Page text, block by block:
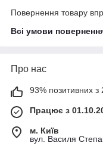
Повернення товару
Всі умови
Про нас
93% позитивних з
Працює з
м. Київ
вул. Василя